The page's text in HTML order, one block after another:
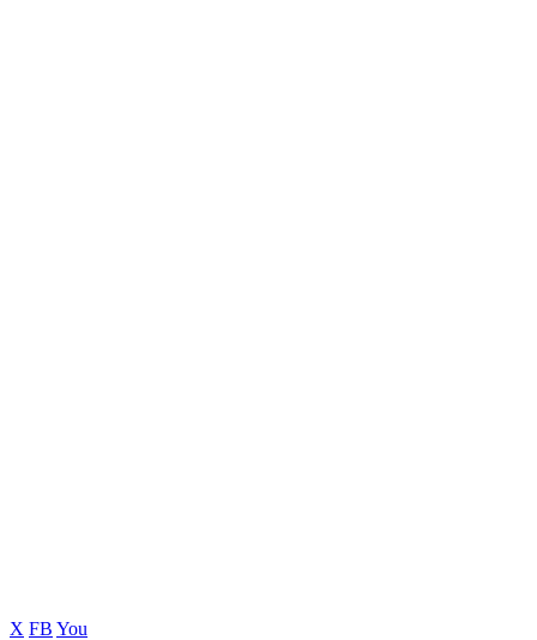
Х FB You